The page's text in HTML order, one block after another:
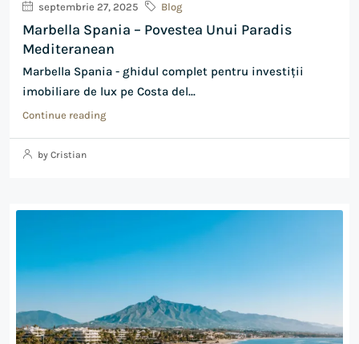
septembrie 27, 2025 Blog
Marbella Spania – Povestea Unui Paradis
Mediteranean
Marbella Spania - ghidul complet pentru investiții
imobiliare de lux pe Costa del...
Continue reading
by Cristian